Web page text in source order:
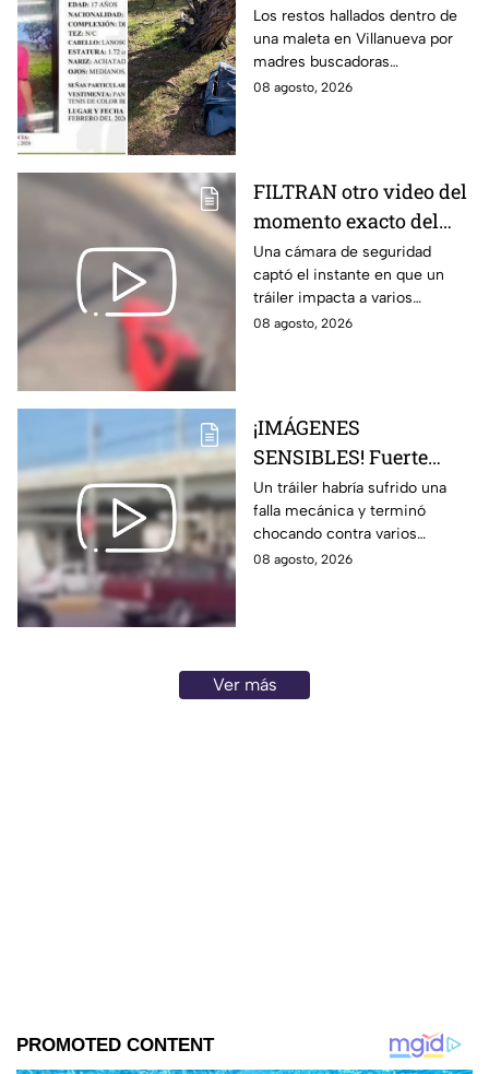
a menor de 17 años s1n
v1da dentro de una
maleta
Los restos hallados dentro de
una maleta en Villanueva por
madres buscadoras
pertenecen a un menor de 17
08 agosto, 2026
FILTRAN otro video del
momento exacto del
brut4l choque de un
tráiler en
Aguascalientes
Una cámara de seguridad
captó el instante en que un
tráiler impacta a varios
vehículos detenidos.
08 agosto, 2026
¡IMÁGENES
SENSIBLES! Fuerte
choque de tráiler deja
una brut4l carambola
en Aguascalientes
Un tráiler habría sufrido una
falla mecánica y terminó
chocando contra varios
vehículos.
08 agosto, 2026
Ver más